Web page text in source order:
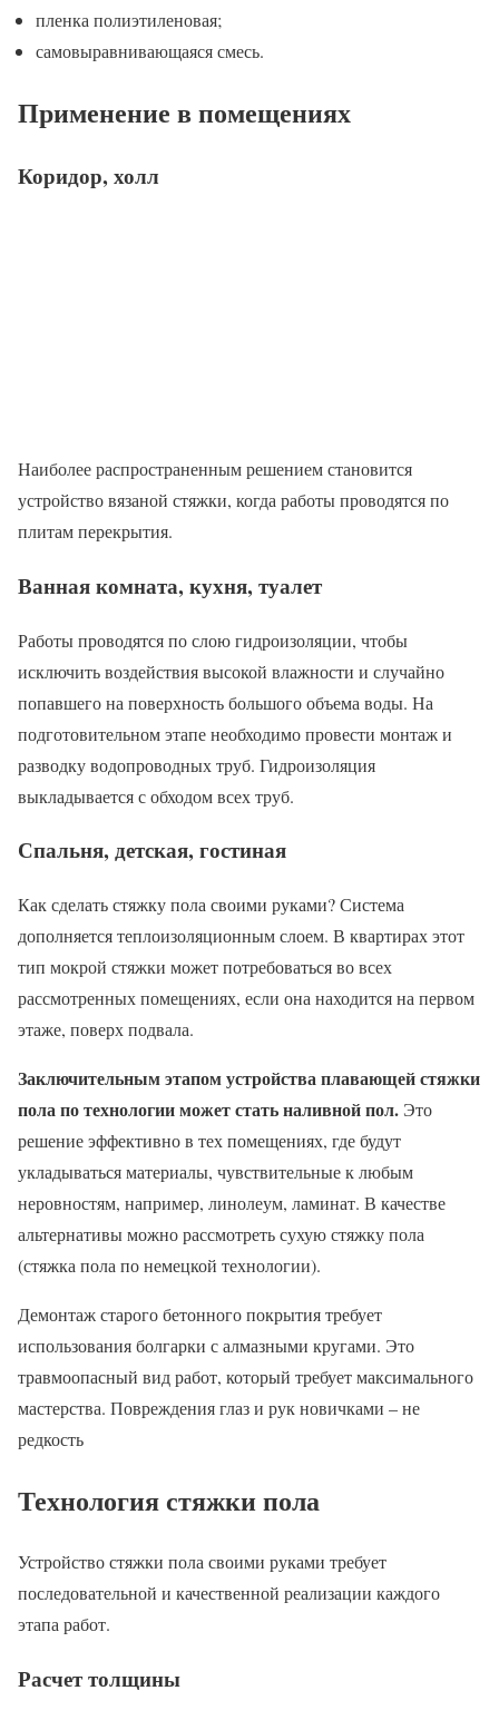
пленка полиэтиленовая;
самовыравнивающаяся смесь.
Применение в помещениях
Коридор, холл
Наиболее распространенным решением становится
устройство вязаной стяжки, когда работы проводятся по
плитам перекрытия.
Ванная комната, кухня, туалет
Работы проводятся по слою гидроизоляции, чтобы
исключить воздействия высокой влажности и случайно
попавшего на поверхность большого объема воды. На
подготовительном этапе необходимо провести монтаж и
разводку водопроводных труб. Гидроизоляция
выкладывается с обходом всех труб.
Спальня, детская, гостиная
Как сделать стяжку пола своими руками? Система
дополняется теплоизоляционным слоем. В квартирах этот
тип мокрой стяжки может потребоваться во всех
рассмотренных помещениях, если она находится на первом
этаже, поверх подвала.
Заключительным этапом устройства плавающей стяжки
пола по технологии может стать наливной пол. Это
решение эффективно в тех помещениях, где будут
укладываться материалы, чувствительные к любым
неровностям, например, линолеум, ламинат. В качестве
альтернативы можно рассмотреть сухую стяжку пола
(стяжка пола по немецкой технологии).
Демонтаж старого бетонного покрытия требует
использования болгарки с алмазными кругами. Это
травмоопасный вид работ, который требует максимального
мастерства. Повреждения глаз и рук новичками – не
редкость
Технология стяжки пола
Устройство стяжки пола своими руками требует
последовательной и качественной реализации каждого
этапа работ.
Расчет толщины